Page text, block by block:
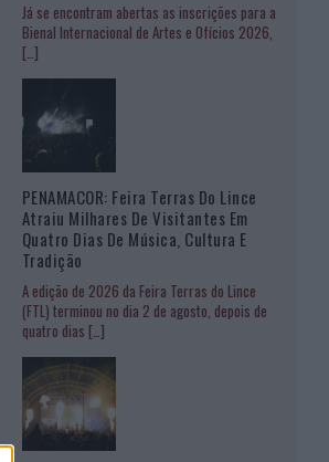
Já se encontram abertas as inscrições para a
Bienal Internacional de Artes e Ofícios 2026,
[…]
PENAMACOR: Feira Terras Do Lince
Atraiu Milhares De Visitantes Em
Quatro Dias De Música, Cultura E
Tradição
A edição de 2026 da Feira Terras do Lince
(FTL) terminou no dia 2 de agosto, depois de
quatro dias […]